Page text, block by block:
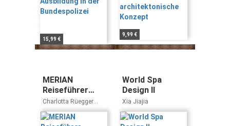
15,99 €
9,99 €
MERIAN
Reiseführer
Stockholm: Mit
Extra-Karte zum
Herausnehmen
Charlotta Rüegger
Holger Wolandt
World Spa
Design II
Xia Jiajia